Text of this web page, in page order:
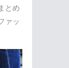
とめ
ァッ